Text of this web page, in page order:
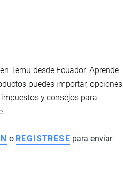
Temu desde Ecuador. Aprende
puedes importar, opciones
y consejos para
o REGISTRESE para enviar